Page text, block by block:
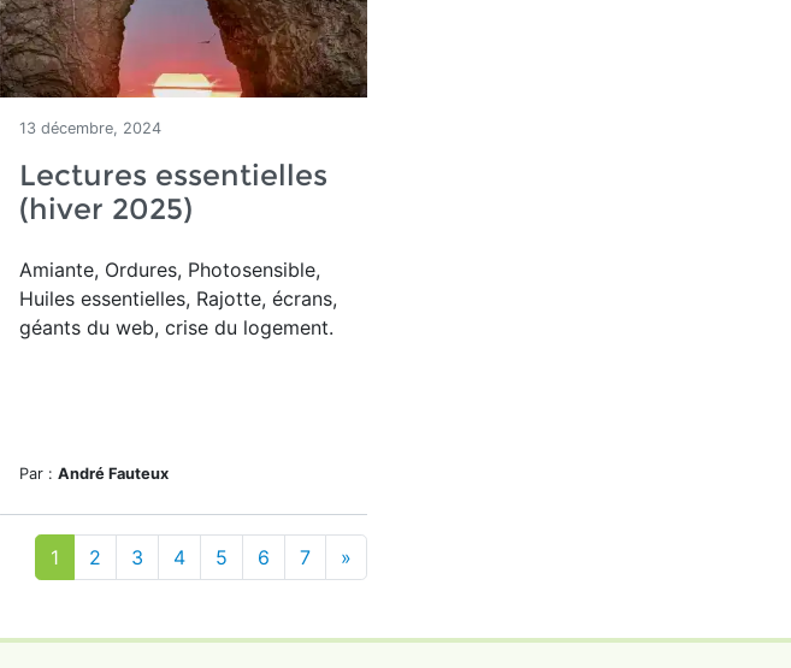
13 décembre, 2024
Lectures essentielles
(hiver 2025)
Amiante, Ordures, Photosensible,
Huiles essentielles, Rajotte, écrans,
géants du web, crise du logement.
Par : André Fauteux
1 2 3 4 5 6 7 »